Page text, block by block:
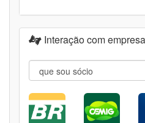
Interação com